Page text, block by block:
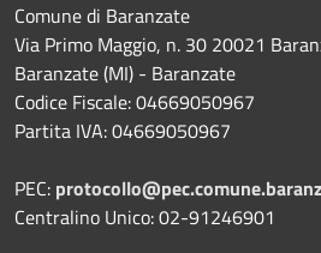
Comune di Baranzate
Via Primo Maggio, n. 30 20021
Baranzate (MI) - Baranzate
Codice Fiscale: 04669050967
Partita IVA: 04669050967
PEC:
Centralino Unico: 02-91246901